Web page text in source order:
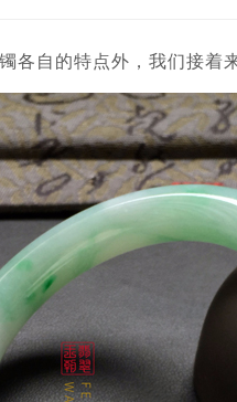
各自的特点外，我们接着